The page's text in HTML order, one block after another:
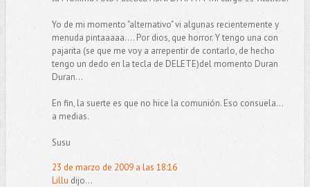
Yo de mi momento "alternativo" vi algunas recientemente y
menuda pintaaaaa.... Por dios, que horror. Y tengo una con
pajarita (se que me voy a arrepentir de contarlo, de hecho
tengo un dedo en la tecla de DELETE)del momento Duran
Duran...
En fin, la suerte es que no hice la comunión. Eso consuela...
a medias.
Susu
23 de marzo de 2009 a las 18:16
Lillu dijo...